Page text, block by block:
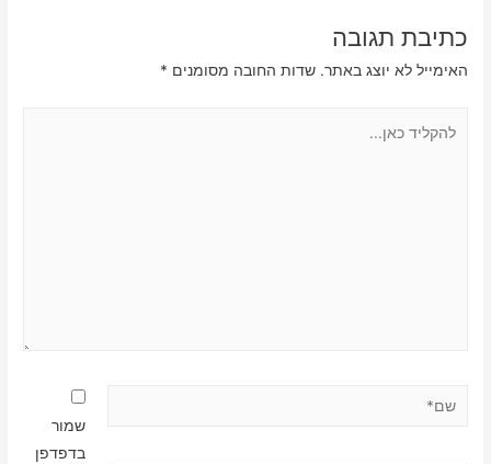
כתיבת תגובה
האימייל לא יוצג באתר. שדות החובה מסומנים *
שמור
בדפדפן